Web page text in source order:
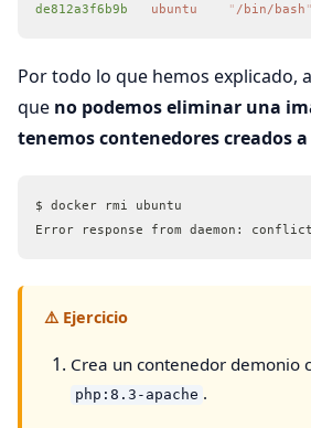
de812a3f6b9b
   ubuntu
    "
/bin/bash "
Por todo lo que hemos explicado,
que no podemos eliminar una
tenemos contenedores creados
$ docker rmi ubuntu
Error response from daemon:
⚠️ Ejercicio
Crea un contenedor demonio
php:8.3-apache .